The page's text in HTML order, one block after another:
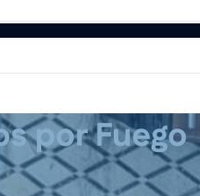
Restauración de Moho
por Fuego